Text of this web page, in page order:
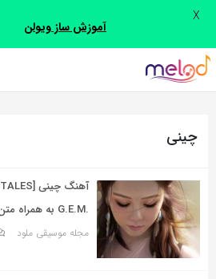
اشتراک
با
از
زیر
می‌توانید
این
صفحه
چینی
.G.E.M به همراه متن و ترجمه مجزا
مجله موسیقی ملود
آموزش ساز ویولن
X